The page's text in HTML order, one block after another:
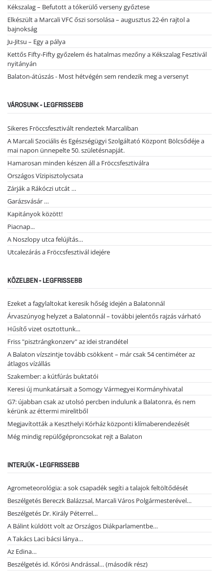
Kékszalag – Befutott a tókerülő verseny győztese
Elkészült a Marcali VFC őszi sorsolása – augusztus 22-én rajtol a
bajnokság
Ju-Jitsu – Egy a pálya
Kettős Fifty-Fifty győzelem és hatalmas mezőny a Kékszalag Fesztivál
nyitányán
Balaton-átúszás - Most hétvégén sem rendezik meg a versenyt
VÁROSUNK - LEGFRISSEBB
Sikeres Fröccsfesztivált rendeztek Marcaliban
A Marcali Szociális és Egészségügyi Szolgáltató Központ Bölcsődéje a
mai napon ünnepelte 50. születésnapját.
Hamarosan minden készen áll a Fröccsfesztiválra
Országos Vízipisztolycsata
Zárják a Rákóczi utcát …
Garázsvásár …
Kapitányok között!
Piacnap...
A Noszlopy utca felújítás…
Utcalezárás a Fröccsfesztivál idejére
KÖZELBEN - LEGFRISSEBB
Ezeket a fagylaltokat keresik hőség idején a Balatonnál
Árvaszúnyog helyzet a Balatonnál – további jelentős rajzás várható
Hűsítő vizet osztottunk...
Friss "pisztrángkonzerv" az idei strandétel
A Balaton vízszintje tovább csökkent – már csak 54 centiméter az
átlagos vízállás
Szakember: a kútfúrás buktatói
Keresi új munkatársait a Somogy Vármegyei Kormányhivatal
G7: újabban csak az utolsó percben indulunk a Balatonra, és nem
kérünk az éttermi mirelitből
Megjavították a Keszthelyi Kórház központi klímaberendezését
Még mindig repülőgéproncsokat rejt a Balaton
INTERJÚK - LEGFRISSEBB
Agrometeorológia: a sok csapadék segíti a talajok feltöltődését
Beszélgetés Bereczk Balázzsal, Marcali Város Polgármesterével…
Beszélgetés Dr. Király Péterrel…
A Bálint küldött volt az Országos Diákparlamentbe…
A Takács Laci bácsi lánya…
Az Edina…
Beszélgetés id. Kőrösi Andrással… (második rész)